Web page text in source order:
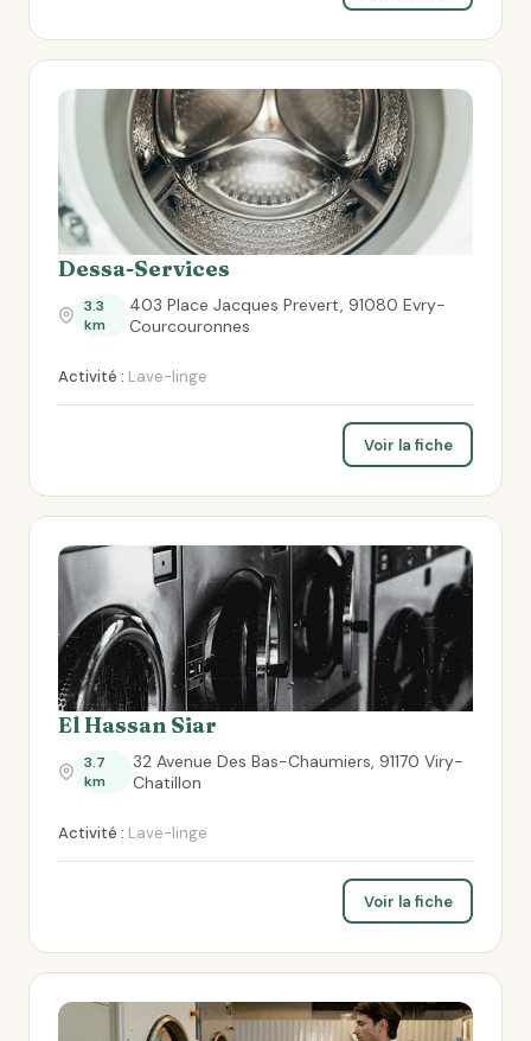
Dessa-Services
3.3
km
403 Place Jacques Prevert, 91080 Evry-
Courcouronnes
Activité : Lave-linge
Voir la fiche
El Hassan Siar
3.7
km
32 Avenue Des Bas-Chaumiers, 91170 Viry-
Chatillon
Activité : Lave-linge
Voir la fiche